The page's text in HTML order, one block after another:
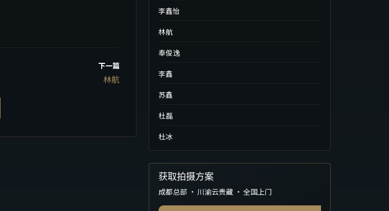
下一篇
林航
李鑫怡
林航
奉俊逸
李鑫
苏鑫
杜磊
杜冰
获取拍摄方案
成都总部 · 川渝云贵藏 · 全国上门